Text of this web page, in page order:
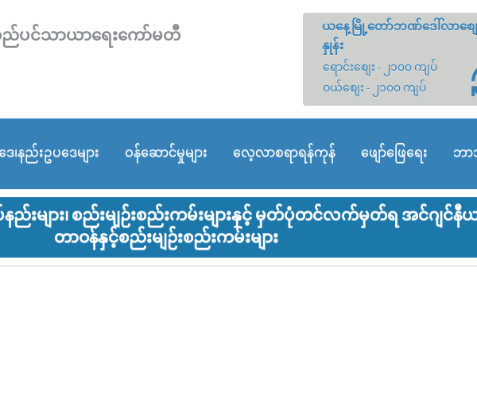
ည်ပင်သာယာရေးကော်မတီ
ယနေ့မြို့တော်ဘဏ်ဒေါ်လာစျေ
နှုန်း
ရောင်းစျေး - ၂၁၀၀ ကျပ်
ဝယ်စျေး - ၂၁၀၀ ကျပ်
ေ၊နည်းဥပဒေများ ဝန်ဆောင်မှုများ လေ့လာစရာရန်ကုန် ဖျော်ဖြေရေး ဘာ
ျား၊ စည်းမျဉ်းစည်းကမ်းများနှင့် မှတ်ပုံတင်လက်မှတ်ရ အင်ဂျင်နီ
တာဝန်နှင့်စည်းမျဉ်းစည်းကမ်းများ